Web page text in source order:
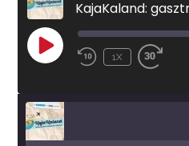
KajaKaland:
PLAY
EPISODE
1X